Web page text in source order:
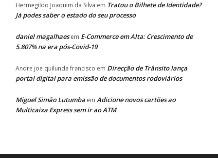
Hermegildo Joaquim da Silva em Tratou o Bilhete de Identidade?
Já podes saber o estado do seu processo
daniel magalhaesem E-Commerce em Alta: Crescimento de
5.807% na era pós-Covid-19
Andre joe quilunda francisco em Direcção de Trânsito lança
portal digital para emissão de documentos rodoviários
Miguel Simão Lutumba em Adicione novos cartões ao
Multicaixa Express sem ir ao ATM